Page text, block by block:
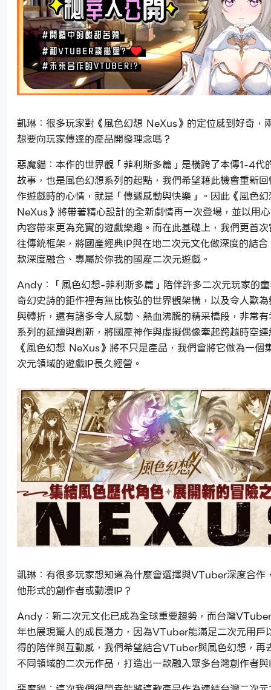
凱琳：很多玩家對《風色幻想 NeXus》的定位感到好奇，
想要向玩家傳達的產品開發理念嗎？
惡魔貓：本作的世界觀「菲利斯多篇」是橫跨了本傳1-4代
故事，也是風色幻想系列的起點，我們希望藉此機會重新
作遊戲時的心情，就是「傳遞感動與快樂」。因此《風色
NeXus》將帶著精心設計的全新劇情再一次登場，並以用
內容帶來更為充實的遊戲樂趣。而在此基礎上，我們更首
往傳統框架，將國產經典IP與在地二次元文化做深度的結
款深度融合、專屬於你我的國產二次元遊戲。
Andy：「風色幻想-菲利斯多篇」陪伴許多二次元玩家的
奇幻史詩的鉅作裡有無比恢弘的世界觀架構，以及令人歎
與轉折，還有諸多令人感動、熱血沸騰的精采橋段，非常
系列的延續與創新，將國產神作與虛擬偶像牽起跨越時空
《風色幻想 NeXus》將不只是產品，我們會將它做為一個
次元領域的遊戲IP長久經營。
凱琳：有很多玩家想知道為什麼會選擇與VTuber深度合作
他形式的創作者或動漫IP？
Andy：新二次元文化已成為全球重要趨勢，而台灣
年也展現驚人的成長潛力，因為VTuber能滿足二次元用戶
得的陪伴與互動感，我們希望結合VTuber與風色幻想，再
不同領域的二次元作品，打造出一款融入眾多台灣創作者